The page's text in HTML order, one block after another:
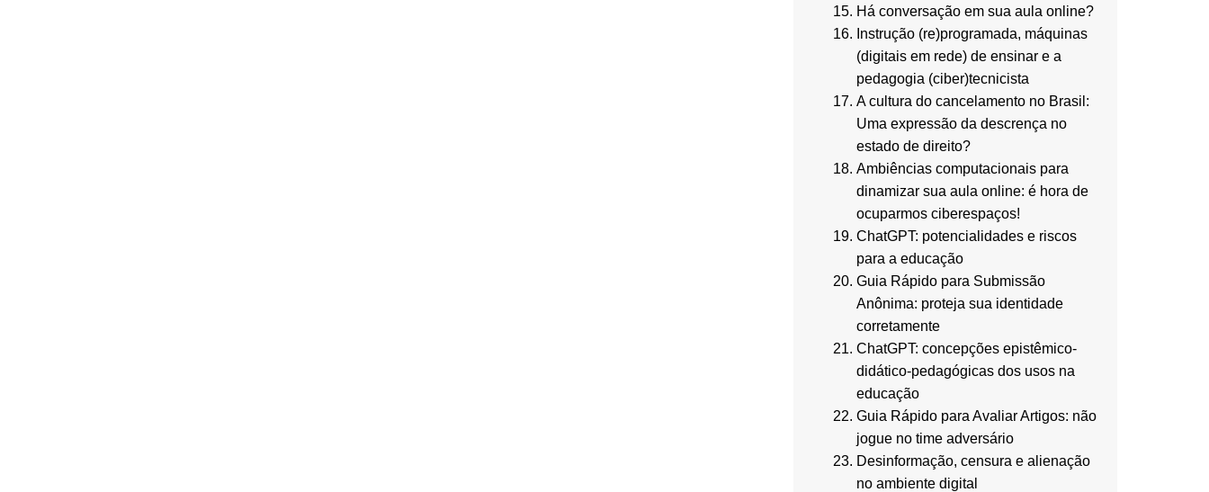
Há conversação em sua aula online?
Instrução (re)programada, máquinas
(digitais em rede) de ensinar e a
pedagogia (ciber)tecnicista
A cultura do cancelamento no Brasil:
Uma expressão da descrença no
estado de direito?
Ambiências computacionais para
dinamizar sua aula online: é hora de
ocuparmos ciberespaços!
ChatGPT: potencialidades e riscos
para a educação
Guia Rápido para Submissão
Anônima: proteja sua identidade
corretamente
ChatGPT: concepções epistêmico-
didático-pedagógicas dos usos na
educação
Guia Rápido para Avaliar Artigos: não
jogue no time adversário
Desinformação, censura e alienação
no ambiente digital